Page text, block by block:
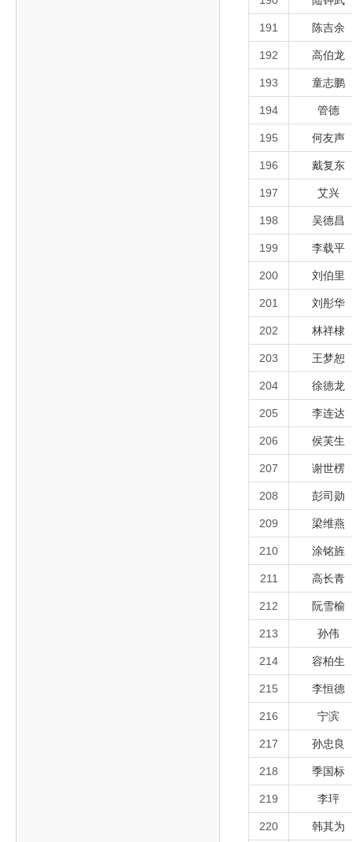
191 陈吉余
192 高伯龙
193 童志鹏
194 管德
195 何友声
196 戴复东
197 艾兴
198 吴德昌
199 李载平
200 刘伯里
201 刘彤华
202 林祥棣
203 王梦恕
204 徐德龙
205 李连达
206 侯芙生
207 谢世楞
208 彭司勋
209 梁维燕
210 涂铭旌
211 高长青
212 阮雪榆
213 孙伟
214 容柏生
215 李恒德
216 宁滨
217 孙忠良
218 季国标
219 李玶
220 韩其为